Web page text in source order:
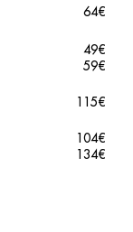
les
rendre visite
détente et de
Réservez en ligne
et à
64€
49€
59€
115€
104€
134€